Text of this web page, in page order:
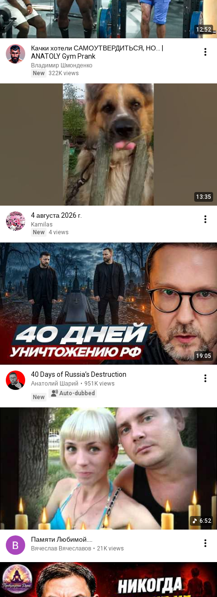
12:52
Качки хотели САМОУТВЕРДИТЬСЯ, НО... |
ANATOLY Gym Prank
Владимир Шмонденко
New
322K views
13:35
4 августа 2026 г.
Kamilas
New
4 views
19:05
40 Days of Russia’s Destruction
Анатолий Шарий • 951K views
New
Auto-dubbed
6:52
Памяти Любимой....
Вячеслав Вячеславов • 21K views